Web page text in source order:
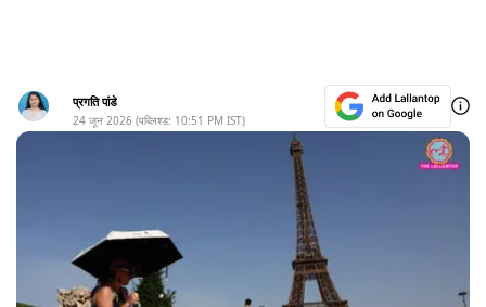
प्रगति पांडे
24 जून 2026 (पब्लिश्ड: 10:51 PM IST)